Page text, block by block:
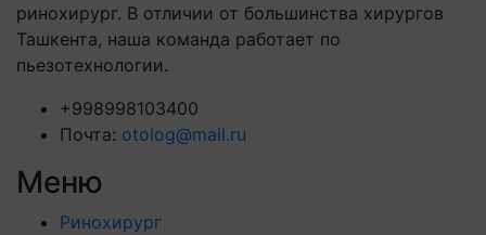
ринохирург. В отличии от большинства хирургов
Ташкента, наша команда работает по
пьезотехнологии.
+998998103400
Почта: otolog@mail.ru
Меню
Ринохирург